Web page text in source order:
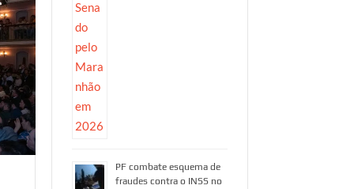
PF combate esquema de
fraudes contra o INSS no